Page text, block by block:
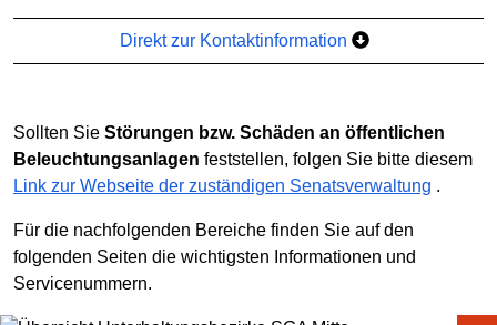
Direkt zur Kontaktinformation
Sollten Sie Störungen bzw. Schäden an öffentlichen
Beleuchtungsanlagen feststellen, folgen Sie bitte diesem
Link zur Webseite der zuständigen Senatsverwaltung .
Für die nachfolgenden Bereiche finden Sie auf den
folgenden Seiten die wichtigsten Informationen und
Servicenummern.